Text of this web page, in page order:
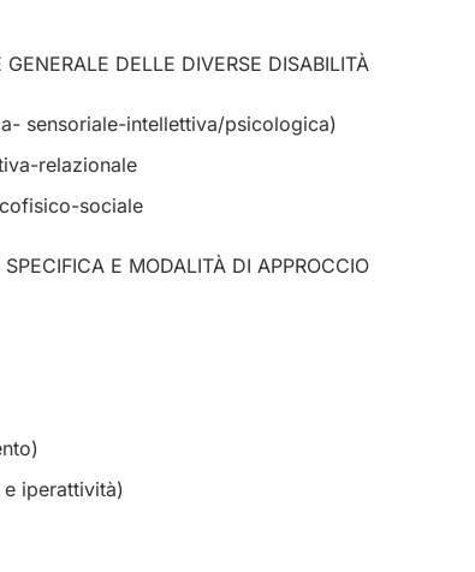
DELLE DIVERSE DISABILITÀ
sensoriale-intellettiva/psicologica)
relazionale
sociale
E MODALITÀ DI APPROCCIO
iperattività)